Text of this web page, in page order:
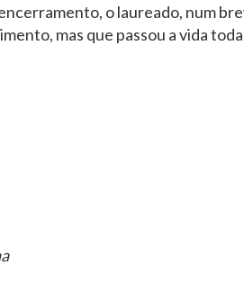
o laureado, num
mas que passou a vida toda